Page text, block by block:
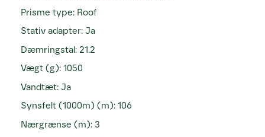
Prisme type: Roof
Stativ adapter: Ja
Dæmringstal: 21.2
Vægt (g): 1050
Vandtæt: Ja
Synsfelt (1000m) (m): 106
Nærgrænse (m): 3